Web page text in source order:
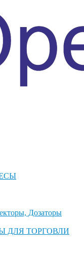
Дозаторы
ДЛЯ ТОРГОВЛИ